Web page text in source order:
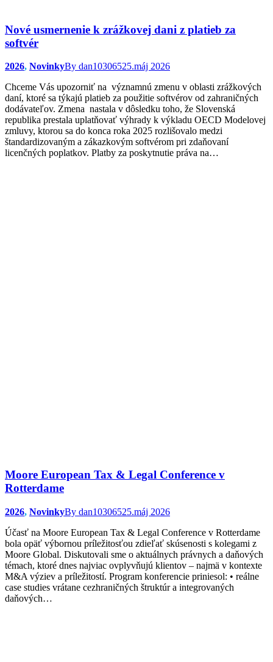
Nové usmernenie k zrážkovej dani z platieb za
softvér
2026, NovinkyBy dan10306525.máj 2026
Chceme Vás upozorniť na významnú zmenu v oblasti zrážkových
daní, ktoré sa týkajú platieb za použitie softvérov od zahraničných
dodávateľov. Zmena nastala v dôsledku toho, že Slovenská
republika prestala uplatňovať výhrady k výkladu OECD Modelovej
zmluvy, ktorou sa do konca roka 2025 rozlišovalo medzi
štandardizovaným a zákazkovým softvérom pri zdaňovaní
licenčných poplatkov. Platby za poskytnutie práva na…
Moore European Tax & Legal Conference v
Rotterdame
2026, NovinkyBy dan10306525.máj 2026
Účasť na Moore European Tax & Legal Conference v Rotterdame
bola opäť výbornou príležitosťou zdieľať skúsenosti s kolegami z
Moore Global. Diskutovali sme o aktuálnych právnych a daňových
témach, ktoré dnes najviac ovplyvňujú klientov – najmä v kontexte
M&A výziev a príležitostí. Program konferencie priniesol: • reálne
case studies vrátane cezhraničných štruktúr a integrovaných
daňových…